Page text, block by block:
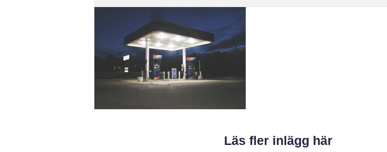
Läs fler inlägg här